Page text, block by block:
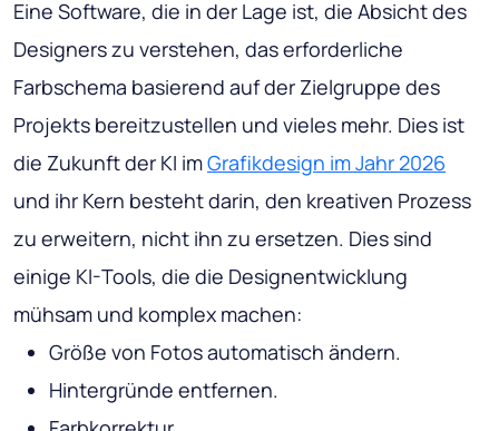
Eine Software, die in der Lage ist, die Absicht des
Designers zu verstehen, das erforderliche
Farbschema basierend auf der Zielgruppe des
Projekts bereitzustellen und vieles mehr. Dies ist
die Zukunft der KI imGrafikdesign im Jahr 2026
und ihr Kern besteht darin, den kreativen Prozess
zu erweitern, nicht ihn zu ersetzen. Dies sind
einige KI-Tools, die die Designentwicklung
mühsam und komplex machen:
Größe von Fotos automatisch ändern.
Hintergründe entfernen.